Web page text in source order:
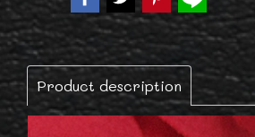
Product description